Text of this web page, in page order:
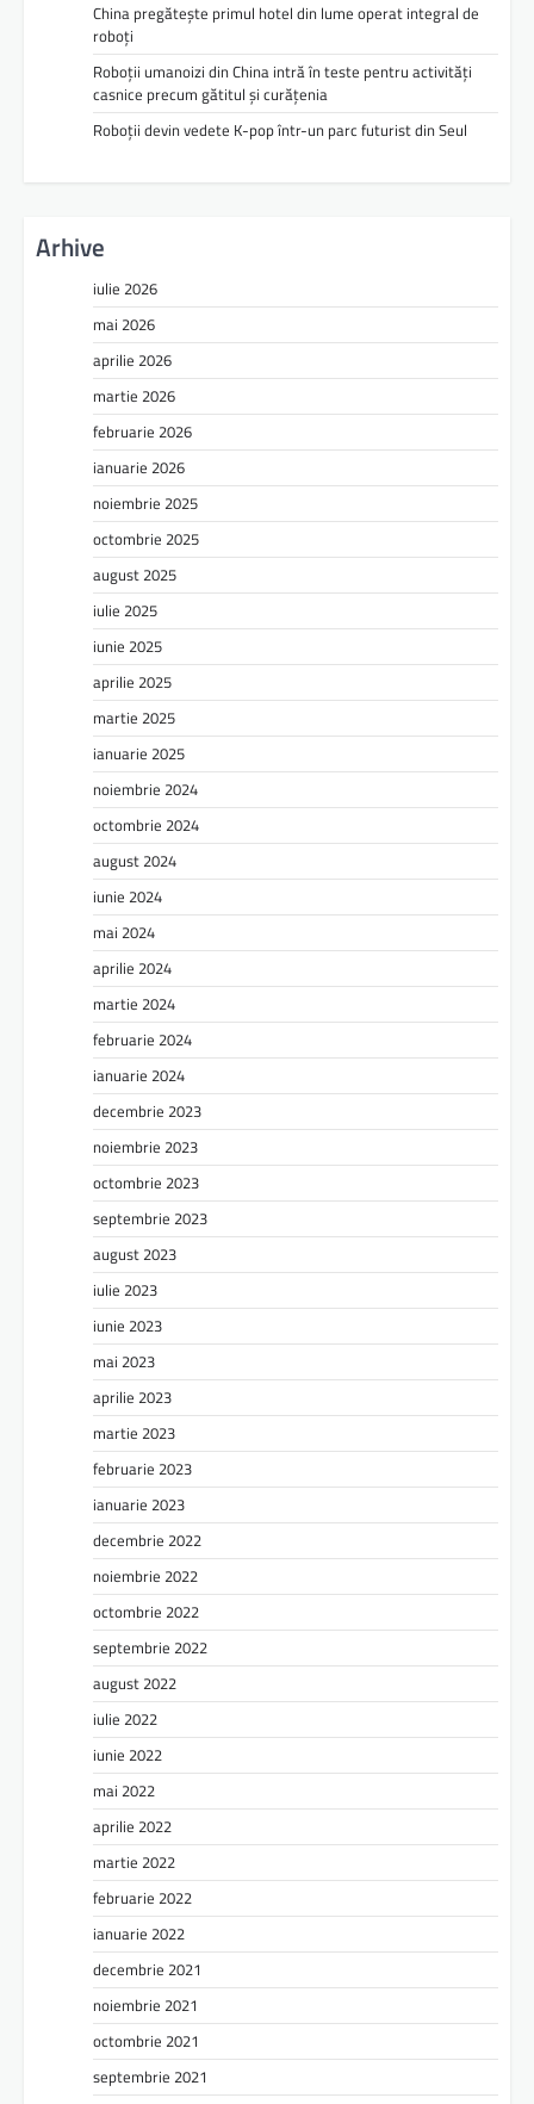
China pregătește primul hotel din lume operat integral de
roboți
Roboții umanoizi din China intră în teste pentru activități
casnice precum gătitul și curățenia
Roboții devin vedete K-pop într-un parc futurist din Seul
Arhive
iulie 2026
mai 2026
aprilie 2026
martie 2026
februarie 2026
ianuarie 2026
noiembrie 2025
octombrie 2025
august 2025
iulie 2025
iunie 2025
aprilie 2025
martie 2025
ianuarie 2025
noiembrie 2024
octombrie 2024
august 2024
iunie 2024
mai 2024
aprilie 2024
martie 2024
februarie 2024
ianuarie 2024
decembrie 2023
noiembrie 2023
octombrie 2023
septembrie 2023
august 2023
iulie 2023
iunie 2023
mai 2023
aprilie 2023
martie 2023
februarie 2023
ianuarie 2023
decembrie 2022
noiembrie 2022
octombrie 2022
septembrie 2022
august 2022
iulie 2022
iunie 2022
mai 2022
aprilie 2022
martie 2022
februarie 2022
ianuarie 2022
decembrie 2021
noiembrie 2021
octombrie 2021
septembrie 2021